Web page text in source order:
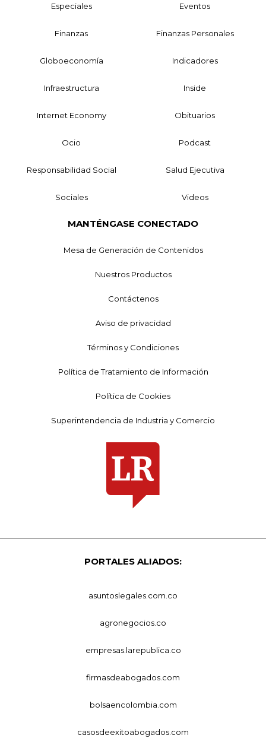
Especiales Eventos
Finanzas Finanzas Personales
Globoeconomía Indicadores
Infraestructura Inside
Internet Economy Obituarios
Ocio Podcast
Responsabilidad Social Salud Ejecutiva
Sociales Videos
MANTÉNGASE CONECTADO
Mesa de Generación de Contenidos
Nuestros Productos
Contáctenos
Aviso de privacidad
Términos y Condiciones
Política de Tratamiento de Información
Política de Cookies
Superintendencia de Industria y Comercio
PORTALES ALIADOS:
asuntoslegales.com.co
agronegocios.co
empresas.larepublica.co
firmasdeabogados.com
bolsaencolombia.com
casosdeexitoabogados.com